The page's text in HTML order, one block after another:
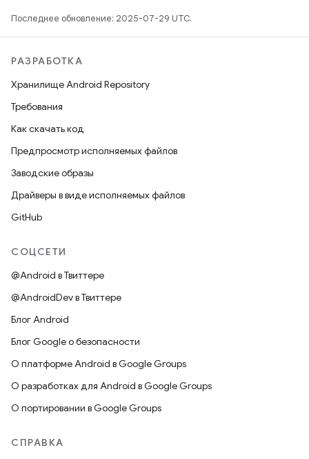
Последнее обновление: 2025-07-29 UTC.
РАЗРАБОТКА
Хранилище Android Repository
Требования
Как скачать код
Предпросмотр исполняемых файлов
Заводские образы
Драйверы в виде исполняемых файлов
GitHub
СОЦСЕТИ
@Android в Твиттере
@AndroidDev в Твиттере
Блог Android
Блог Google о безопасности
О платформе Android в Google Groups
О разработках для Android в Google Groups
О портировании в Google Groups
СПРАВКА